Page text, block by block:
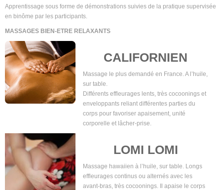
Apprentissage sous forme de démonstrations suivies de la pratique supervisée
en binôme par les participants.
MASSAGES BIEN-ETRE RELAXANTS
CALIFORNIEN
Massage le plus demandé en France. A l’huile,
sur table.
Différents effleurages lents, très cocoonings et
enveloppants reliant différentes parties du
corps pour favoriser apaisement, unité
corporelle et lâcher-prise.
LOMI LOMI
Massage hawaiien à l’huile, sur table. Longs
effleurages continus ou alternés avec les
avant-bras, très cocoonings. Il apaise le corps